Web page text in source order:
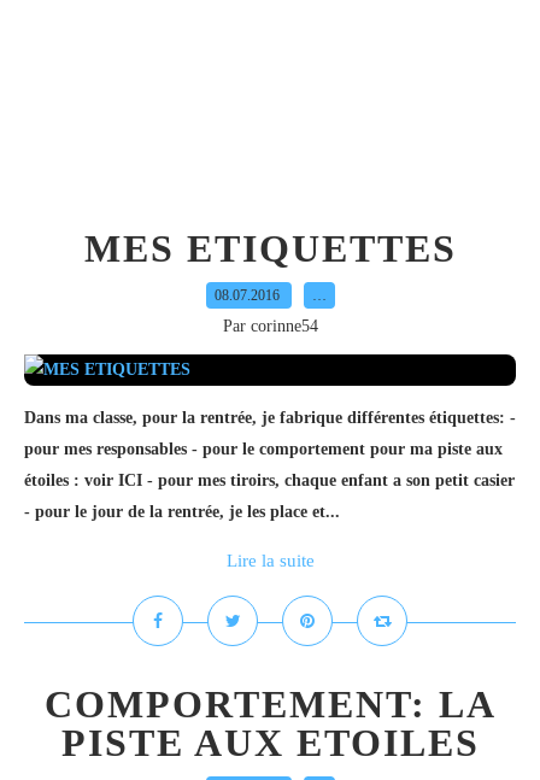
MES ETIQUETTES
08.07.2016 …
Par corinne54
Dans ma classe, pour la rentrée, je fabrique différentes étiquettes: -
pour mes responsables - pour le comportement pour ma piste aux
étoiles : voir ICI - pour mes tiroirs, chaque enfant a son petit casier
- pour le jour de la rentrée, je les place et...
Lire la suite
COMPORTEMENT: LA
PISTE AUX ETOILES